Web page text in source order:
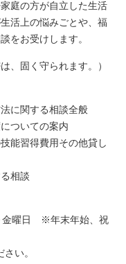
庭の方が自立した生活
活上の悩みごとや、福
をお受けします。
、固く守られます。）
に関する相談全般
ついての案内
能習得費用その他貸し
相談
金曜日 ※年末年始、祝
い。